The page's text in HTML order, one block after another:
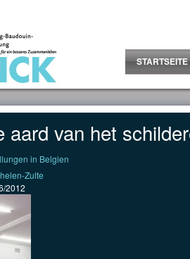
STARTSEITE
aard van het
in Belgien
Zulte
2012